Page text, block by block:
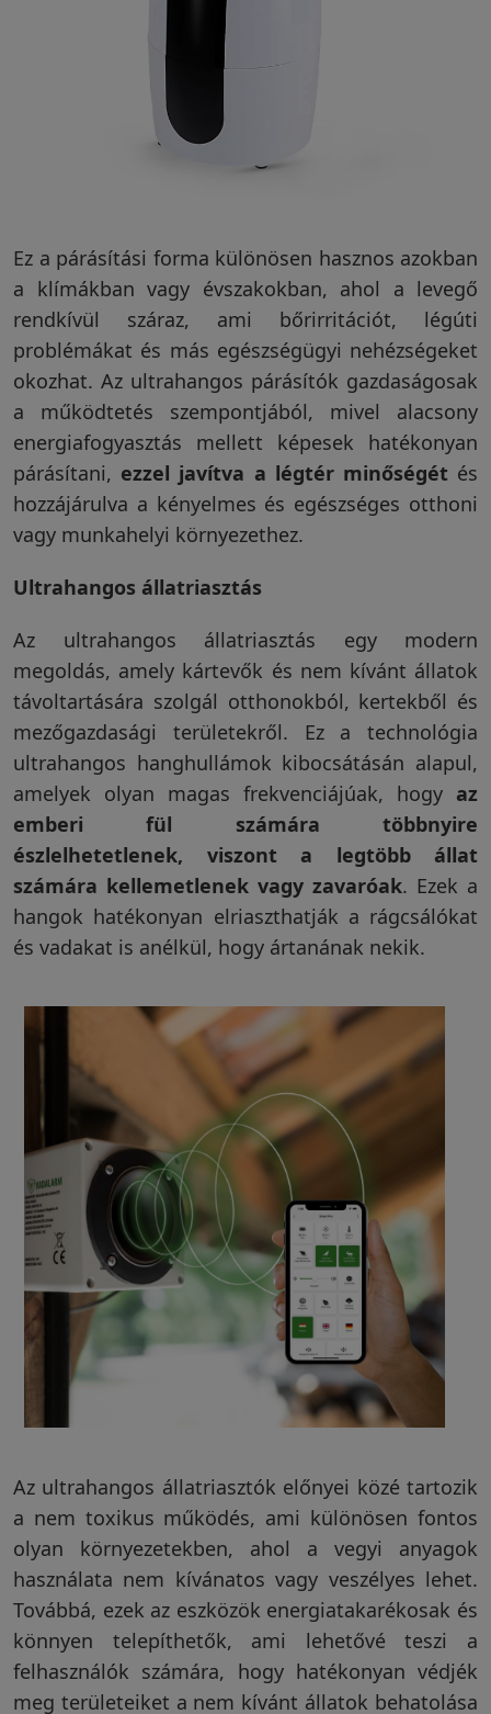
Ez a párásítási forma különösen hasznos azokban
a klímákban vagy évszakokban, ahol a levegő
rendkívül száraz, ami bőrirritációt, légúti
problémákat és más egészségügyi nehézségeket
okozhat. Az ultrahangos párásítók gazdaságosak
a működtetés szempontjából, mivel alacsony
energiafogyasztás mellett képesek hatékonyan
párásítani, ezzel javítva a légtér minőségétés
hozzájárulva a kényelmes és egészséges otthoni
vagy munkahelyi környezethez.
Ultrahangos állatriasztás
Az ultrahangos állatriasztás egy modern
megoldás, amely kártevők és nem kívánt állatok
távoltartására szolgál otthonokból, kertekből és
mezőgazdasági területekről. Ez a technológia
ultrahangos hanghullámok kibocsátásán alapul,
amelyek olyan magas frekvenciájúak, hogy az
emberi fül számára többnyire
észlelhetetlenek, viszont a legtöbb állat
számára kellemetlenek vagy zavaróak. Ezek a
hangok hatékonyan elriaszthatják a rágcsálókat
és vadakat is anélkül, hogy ártanának nekik.
Az ultrahangos állatriasztók előnyei közé tartozik
a nem toxikus működés, ami különösen fontos
olyan környezetekben, ahol a vegyi anyagok
használata nem kívánatos vagy veszélyes lehet.
Továbbá, ezek az eszközök energiatakarékosak és
könnyen telepíthetők, ami lehetővé teszi a
felhasználók számára, hogy hatékonyan védjék
meg területeiket a nem kívánt állatok behatolása